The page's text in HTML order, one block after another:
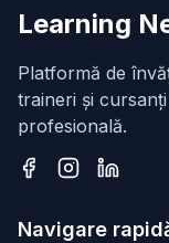
Learning
Platformă de
traineri și
profesională.
Navigare